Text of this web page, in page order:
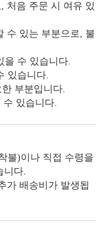
FOIL
처음 주문 시 여유 있
수 있는 부분으로, 불
을 수 있습니다.
있습니다.
부분입니다.
수 있습니다.
불)이나 직접 수령을
니다.
가 배송비가 발생됩